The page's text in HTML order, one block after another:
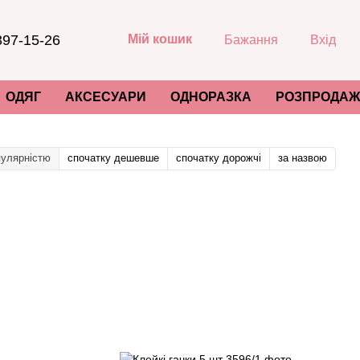
15-26 Мій кошик Бажання Вхід
ОДЯГ АКСЕСУАРИ ОДНОРАЗКА РОЗПРОДАЖ
спочатку дешевше спочатку дорожчі за назвою